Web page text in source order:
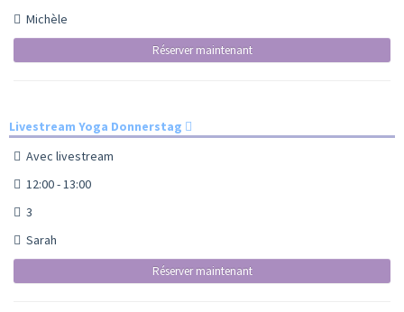
Michèle
Réserver maintenant
Livestream Yoga Donnerstag
Avec livestream
12:00 - 13:00
3
Sarah
Réserver maintenant